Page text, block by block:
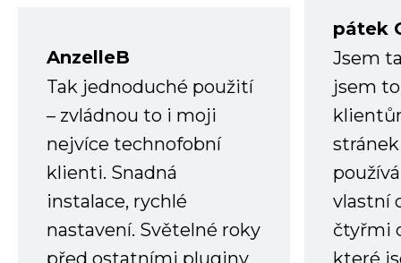
AnzelleB
Tak jednoduché použití
– zvládnou to i moji
nejvíce technofobní
klienti. Snadná
instalace, rychlé
nastavení. Světelné roky
před ostatními pluginy
pátek
Jsem
jsem
vlastní
čtyřmi
které